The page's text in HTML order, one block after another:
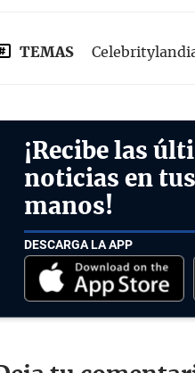
TEMAS
¡Recibe las
noticias en
manos!
DESCARGA LA APP